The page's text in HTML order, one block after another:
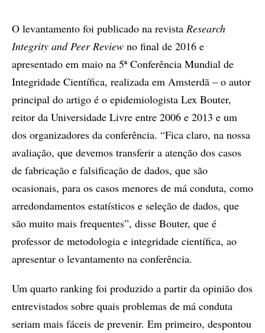
O levantamento foi publicado na revista Research
Integrity and Peer Review no final de 2016 e
apresentado em maio na 5ª Conferência Mundial de
Integridade Científica, realizada em Amsterdã – o autor
principal do artigo é o epidemiologista Lex Bouter,
reitor da Universidade Livre entre 2006 e 2013 e um
dos organizadores da conferência. “Fica claro, na nossa
avaliação, que devemos transferir a atenção dos casos
de fabricação e falsificação de dados, que são
ocasionais, para os casos menores de má conduta, como
arredondamentos estatísticos e seleção de dados, que
são muito mais frequentes”, disse Bouter, que é
professor de metodologia e integridade científica, ao
apresentar o levantamento na conferência.
Um quarto ranking foi produzido a partir da opinião dos
entrevistados sobre quais problemas de má conduta
seriam mais fáceis de prevenir. Em primeiro, despontou